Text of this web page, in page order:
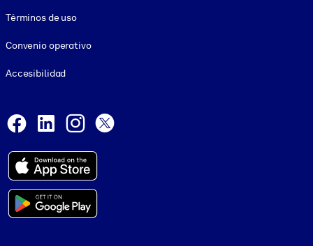
Términos de uso
Convenio operativo
Accesibilidad
Facebook
LinkedInInstagram